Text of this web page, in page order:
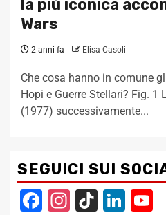
la più iconica
Wars
2 anni fa Elisa Casoli
Che cosa hanno in comune
Hopi e Guerre Stellari? Fig. 1
(1977) successivamente...
SEGUICI SUI
Facebook
Instagram
TikTok